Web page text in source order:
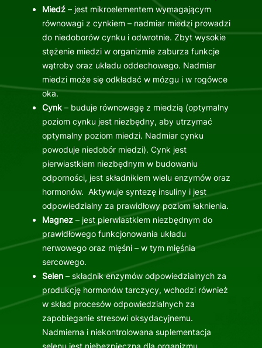
Miedź– jest mikroelementem wymagającym
równowagi z cynkiem – nadmiar miedzi prowadzi
do niedoborów cynku i odwrotnie. Zbyt wysokie
stężenie miedzi w organizmie zaburza funkcje
wątroby oraz układu oddechowego. Nadmiar
miedzi może się odkładać w mózgu i w rogówce
oka.
Cynk – buduje równowagę z miedzią (optymalny
poziom cynku jest niezbędny, aby utrzymać
optymalny poziom miedzi. Nadmiar cynku
powoduje niedobór miedzi). Cynk jest
pierwiastkiem niezbędnym w budowaniu
odporności, jest składnikiem wielu enzymów oraz
hormonów. Aktywuje syntezę insuliny i jest
odpowiedzialny za prawidłowy poziom łaknienia.
Magnez– jest pierwiastkiem niezbędnym do
prawidłowego funkcjonowania układu
nerwowego oraz mięśni – w tym mięśnia
sercowego.
Selen– składnik enzymów odpowiedzialnych za
produkcję hormonów tarczycy, wchodzi również
w skład procesów odpowiedzialnych za
zapobieganie stresowi oksydacyjnemu.
Nadmierna i niekontrolowana suplementacja